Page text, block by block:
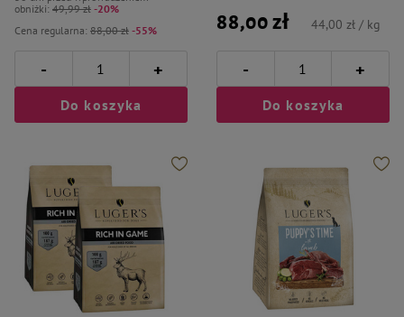
Cena regularna: 88,00 zł -55%
obniżki: 49,99 zł -20%
- +
Do koszyka
88,00 zł 44,00 zł / kg
- +
Do koszyka